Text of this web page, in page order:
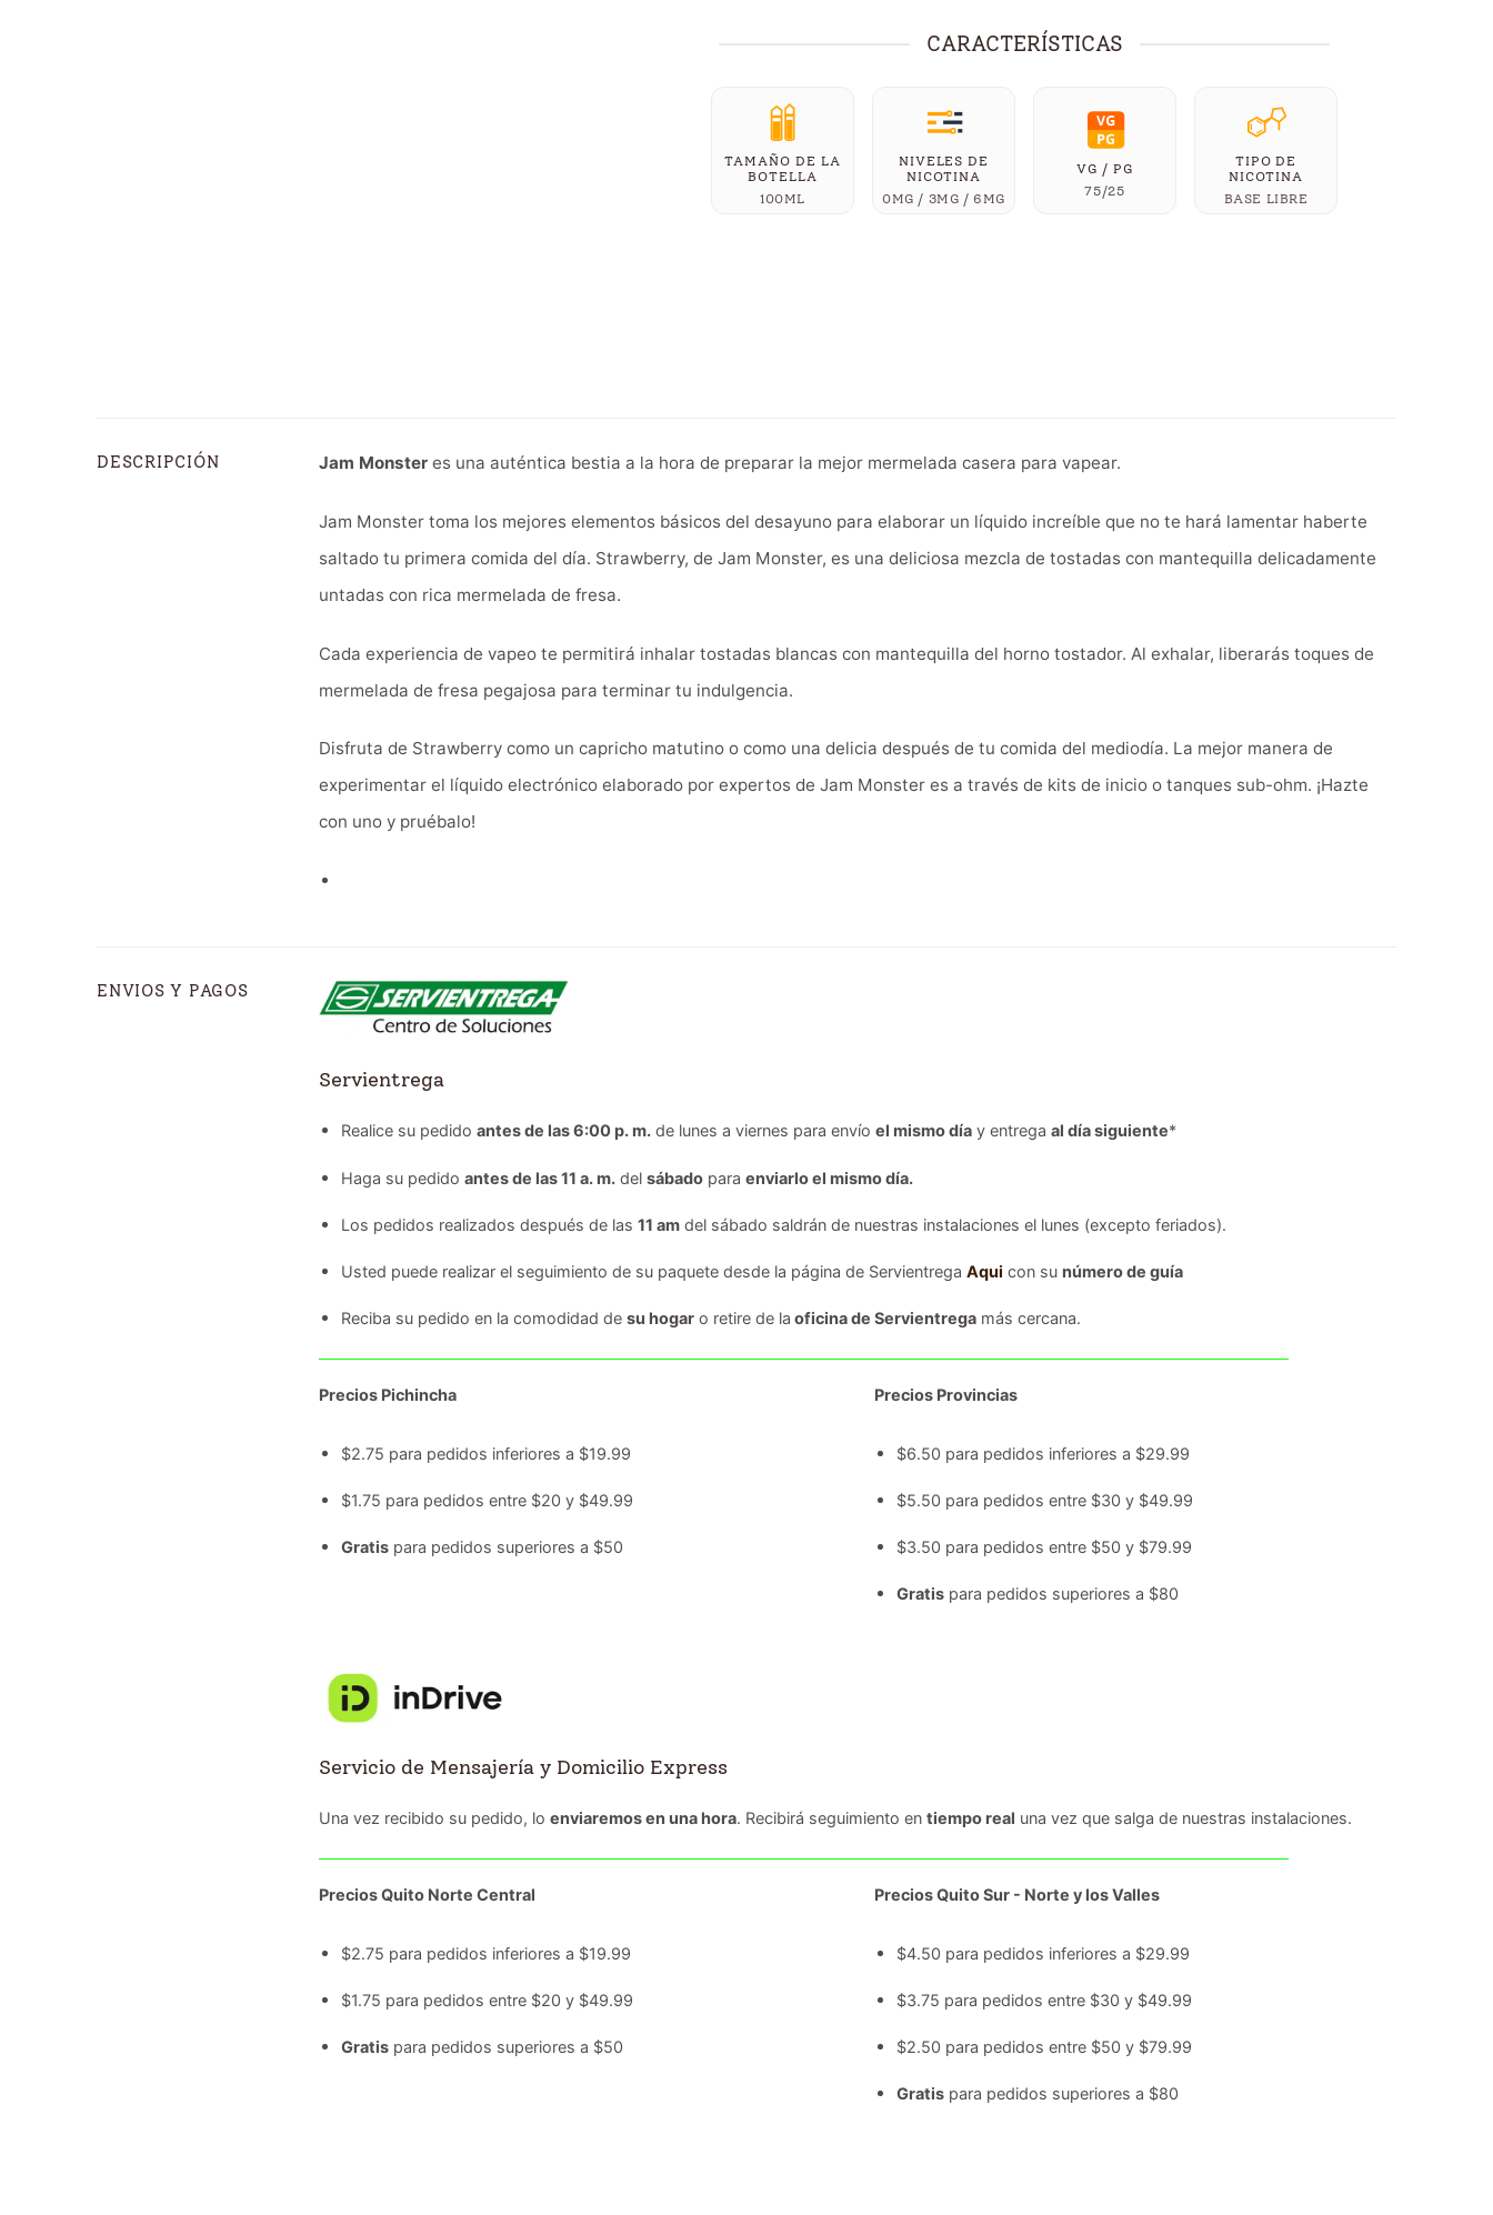
CARACTERÍSTICAS
TAMAÑO DE LA
BOTELLA
100ML
NIVELES DE
NICOTINA
0MG / 3MG / 6MG
VG / PG
75/25
TIPO DE
NICOTINA
BASE LIBRE
DESCRIPCIÓN Jam Monster es una auténtica bestia a la hora de preparar la mejor mermelada casera para vapear.
Jam Monster toma los mejores elementos básicos del desayuno para elaborar un líquido increíble que no te hará lamentar haberte
saltado tu primera comida del día. Strawberry, de Jam Monster, es una deliciosa mezcla de tostadas con mantequilla delicadamente
untadas con rica mermelada de fresa.
Cada experiencia de vapeo te permitirá inhalar tostadas blancas con mantequilla del horno tostador. Al exhalar, liberarás toques de
mermelada de fresa pegajosa para terminar tu indulgencia.
Disfruta de Strawberry como un capricho matutino o como una delicia después de tu comida del mediodía. La mejor manera de
experimentar el líquido electrónico elaborado por expertos de Jam Monster es a través de kits de inicio o tanques sub-ohm. ¡Hazte
con uno y pruébalo!
ENVIOS Y PAGOS
Servientrega
Realice su pedido antes de las 6:00 p. m.de lunes a viernes para envío el mismo díay entrega al día siguiente*
Haga su pedido antes de las 11 a. m.del sábadopara enviarlo el mismo día.
Los pedidos realizados después de las 11 amdel sábado saldrán de nuestras instalaciones el lunes (excepto feriados).
Usted puede realizar el seguimiento de su paquete desde la página de Servientrega Aqui con su número de guía
Reciba su pedido en la comodidad de su hogaro retire de la oficina de Servientregamás cercana.
Precios Pichincha
$2.75 para pedidos inferiores a $19.99
$1.75 para pedidos entre $20 y $49.99
Gratispara pedidos superiores a $50
Precios Provincias
$6.50 para pedidos inferiores a $29.99
$5.50 para pedidos entre $30 y $49.99
$3.50 para pedidos entre $50 y $79.99
Gratispara pedidos superiores a $80
Servicio de Mensajería y Domicilio Express
Una vez recibido su pedido, lo enviaremos en una hora. Recibirá seguimiento en tiempo real una vez que salga de nuestras instalaciones.
Precios Quito Norte Central
$2.75 para pedidos inferiores a $19.99
$1.75 para pedidos entre $20 y $49.99
Gratispara pedidos superiores a $50
Precios Quito Sur - Norte y los Valles
$4.50 para pedidos inferiores a $29.99
$3.75 para pedidos entre $30 y $49.99
$2.50 para pedidos entre $50 y $79.99
Gratispara pedidos superiores a $80